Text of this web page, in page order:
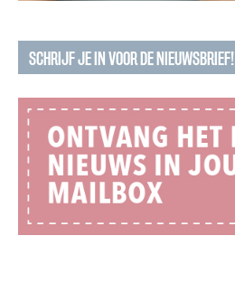
SCHRIJF JE IN VOOR DE NIEUWSBRIEF!